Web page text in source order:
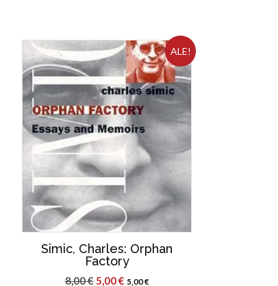
ALE!
Simic, Charles: Orphan
Factory
8,00€ Alkuperäinen
5,00€Nykyinen
5,00€